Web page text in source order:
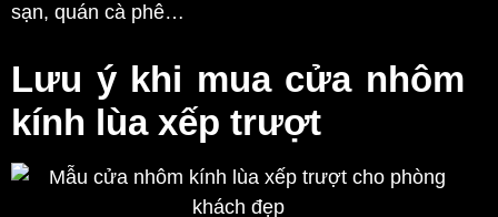
sạn, quán cà phê…
Lưu ý khi mua cửa nhôm
kính lùa xếp trượt